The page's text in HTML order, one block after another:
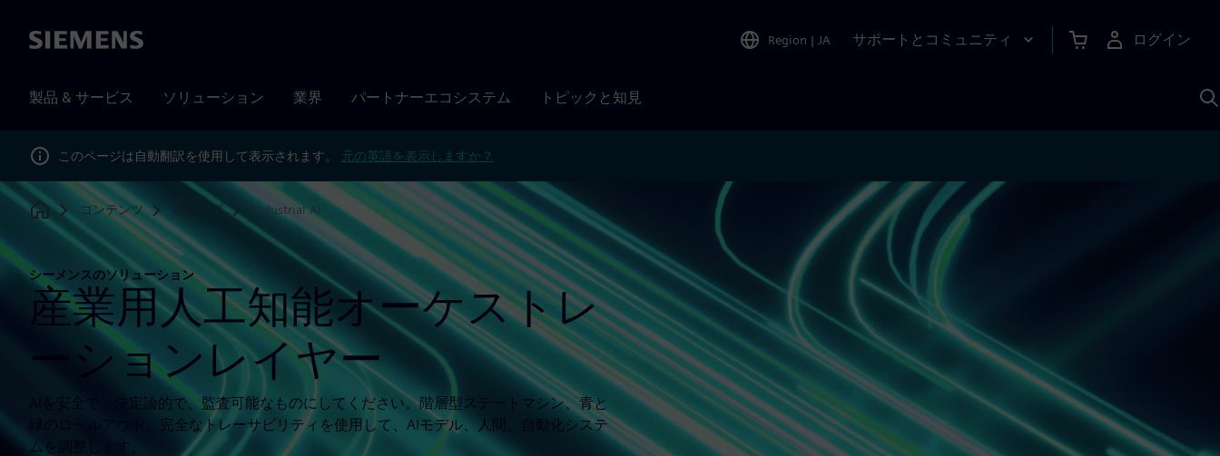
Siemens Region | JA サポートとコミュニティ ログイン
製品 & サービス ソリューション 業界 パートナーエコシステム トピックと知見
このページは自動翻訳を使用して表示されます。 元の英語を表示しますか？
Home
コンテンツ 建築ハブ Industrial AI
シーメンスのソリューション
産業用人工知能オーケストレ
ーションレイヤー
AIを安全で、決定論的で、監査可能なものにしてください。階層型ステートマシン、青と
緑のロールアウト、完全なトレーサビリティを使用して、AIモデル、人間、自動化システ
ムを調整します。